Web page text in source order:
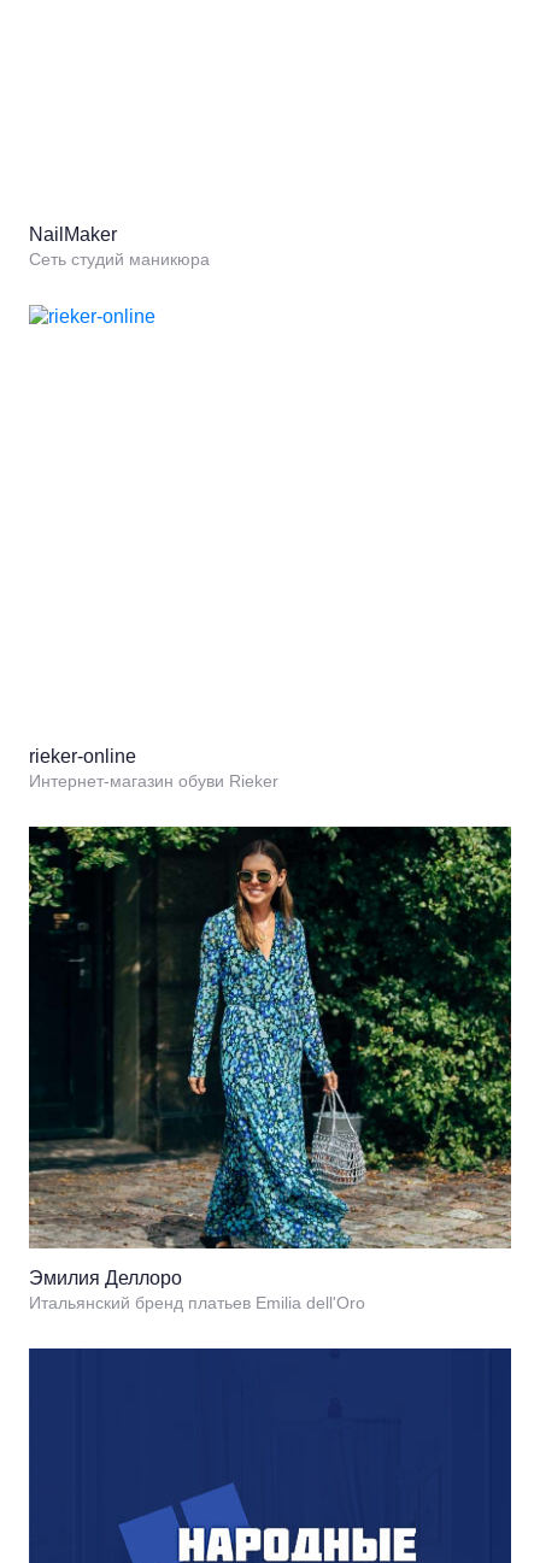
NailMaker
Сеть студий маникюра
rieker-online
Интернет-магазин обуви Rieker
Эмилия Деллоро
Итальянский бренд платьев Emilia dell'Oro